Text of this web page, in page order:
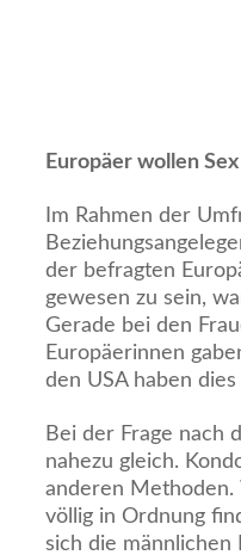
Europäer wollen
Im Rahmen der
der befragten
gewesen zu sein,
Gerade bei den
Europäerinnen
den USA haben
Bei der Frage nach
nahezu gleich.
anderen Methoden.
völlig in Ordnung
sich die